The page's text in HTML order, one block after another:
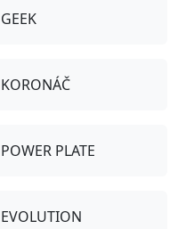
GEEK
KORONÁČ
POWER PLATE
EVOLUTION